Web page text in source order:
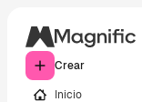
Crear
Inicio